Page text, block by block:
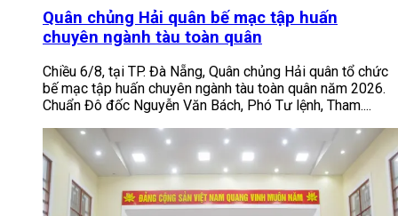
Quân chủng Hải quân bế mạc tập huấn
chuyên ngành tàu toàn quân
Chiều 6/8, tại TP. Đà Nẵng, Quân chủng Hải quân tổ chức
bế mạc tập huấn chuyên ngành tàu toàn quân năm 2026.
Chuẩn Đô đốc Nguyễn Văn Bách, Phó Tư lệnh, Tham....